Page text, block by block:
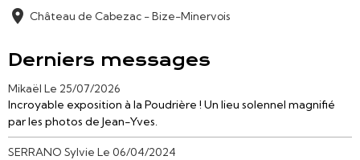
Château de Cabezac - Bize-Minervois
Derniers messages
Mikaël Le 25/07/2026
Incroyable exposition à la Poudrière ! Un lieu solennel magnifié
par les photos de Jean-Yves.
SERRANO Sylvie Le 06/04/2024